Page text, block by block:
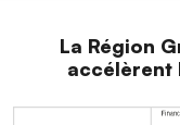
La Région
accélèrent